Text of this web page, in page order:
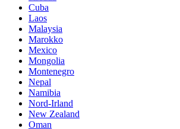
Cuba
Laos
Malaysia
Marokko
Mexico
Mongolia
Montenegro
Nepal
Namibia
Nord-Irland
New Zealand
Oman